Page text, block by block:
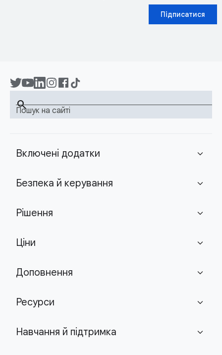
Підписатися
Пошук на сайті
search
Включені додатки expand_more
Безпека й керування expand_more
Рішення expand_more
Ціни expand_more
Доповнення expand_more
Ресурси expand_more
Навчання й підтримка expand_more